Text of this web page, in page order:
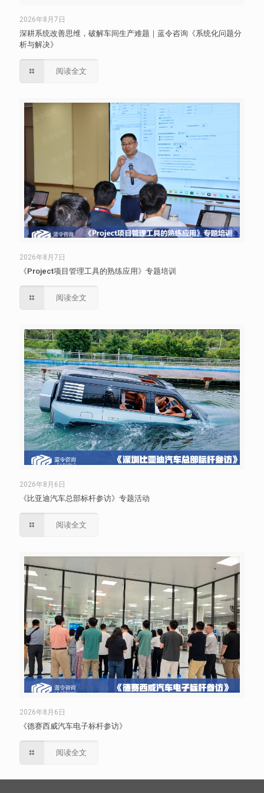
2026年8月7日
深耕系统改善思维，破解车间生产难题｜蓝令咨询《系统化问题分
析与解决》
阅读全文
2026年8月7日
《Project项目管理工具的熟练应用》专题培训
阅读全文
2026年8月6日
《比亚迪汽车总部标杆参访》专题活动
阅读全文
2026年8月6日
《德赛西威汽车电子标杆参访》
阅读全文